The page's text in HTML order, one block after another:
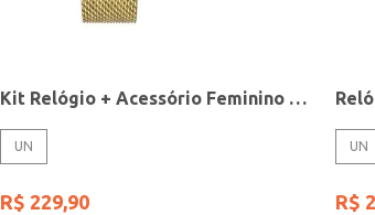
Kit Relógio + Acessório Feminino DOURADO
UN
R$ 229,90
UN
R$